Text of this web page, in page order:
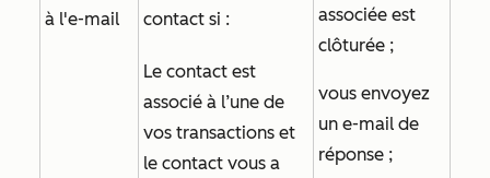
à l'e-mail
contact si :
Le contact est
associé à l’une de
vos transactions et
le contact vous a
associée est
clôturée ;
vous envoyez
un e-mail de
réponse ;